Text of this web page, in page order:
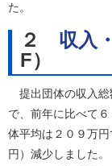
た。
２ 収入
F）
提出団体の収入総
で、前年に比べて
体平均は２０９万
円）減少しました。